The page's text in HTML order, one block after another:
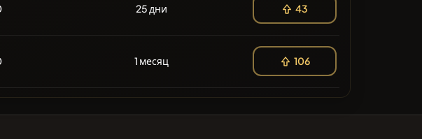
25 дни 43
1 месяц 106